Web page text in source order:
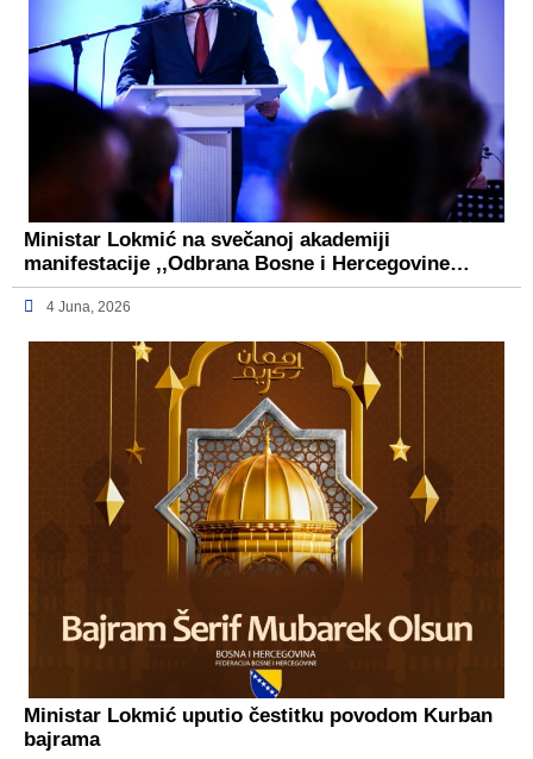
Ministar Lokmić na svečanoj akademiji
manifestacije ,,Odbrana Bosne i Hercegovine…
4 Juna, 2026
Ministar Lokmić uputio čestitku povodom Kurban
bajrama